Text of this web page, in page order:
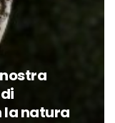
la natura